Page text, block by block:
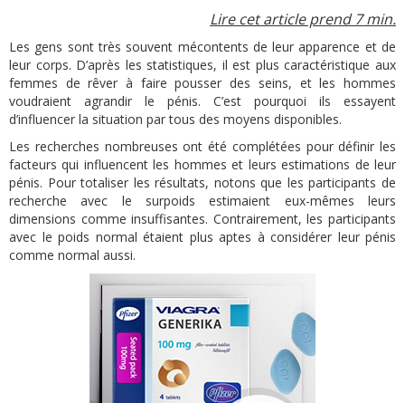
Lire cet article prend 7 min.
Les gens sont très souvent mécontents de leur apparence et de
leur corps. D’après les statistiques, il est plus caractéristique aux
femmes de rêver à faire pousser des seins, et les hommes
voudraient agrandir le pénis. C’est pourquoi ils essayent
d’influencer la situation par tous des moyens disponibles.
Les recherches nombreuses ont été complétées pour définir les
facteurs qui influencent les hommes et leurs estimations de leur
pénis. Pour totaliser les résultats, notons que les participants de
recherche avec le surpoids estimaient eux-mêmes leurs
dimensions comme insuffisantes. Contrairement, les participants
avec le poids normal étaient plus aptes à considérer leur pénis
comme normal aussi.